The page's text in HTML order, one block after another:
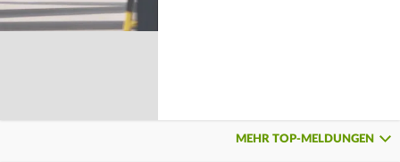
MEHR TOP-MELDUNGEN